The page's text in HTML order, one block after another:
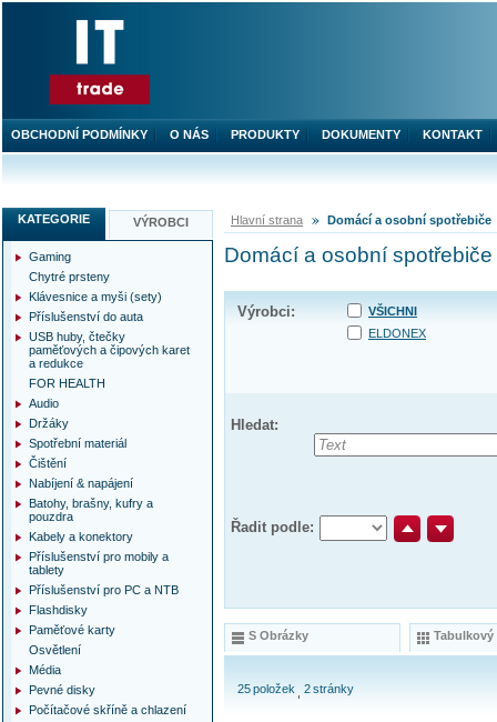
Hlavní strana Domácí a osobní spotřebiče
Domácí a osobní spotřebiče
Výrobci:
VŠICHNI
ELDONEX
Hledat:
Řadit podle:
S Obrázky Tabulkový
25položek 2stránky
KATEGORIE VÝROBCI
Gaming
Chytré prsteny
Klávesnice a myši (sety)
Příslušenství do auta
USB huby, čtečky
paměťových a čipových karet
a redukce
FOR HEALTH
Audio
Držáky
Spotřební materiál
Čištění
Nabíjení & napájení
Batohy, brašny, kufry a
pouzdra
Kabely a konektory
Příslušenství pro mobily a
tablety
Příslušenství pro PC a NTB
Flashdisky
Paměťové karty
Osvětlení
Média
Pevné disky
Počítačové skříně a chlazení
OBCHODNÍ PODMÍNKY O NÁS PRODUKTY DOKUMENTY KONTAKT